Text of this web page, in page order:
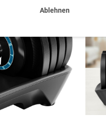
Ablehnen